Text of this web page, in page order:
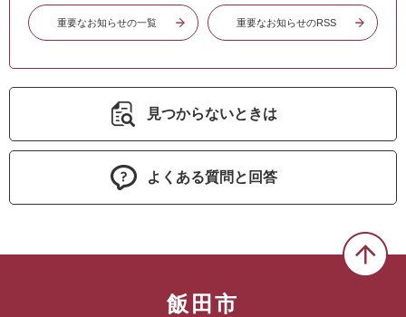
重要なお知らせの一覧 重要なお知らせのRSS
見つからないときは
よくある質問と回答
飯田市